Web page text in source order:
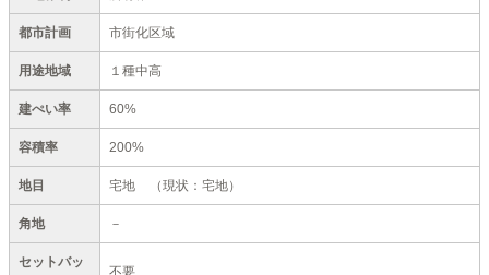
都市計画 市街化区域
用途地域 １種中高
建ぺい率 60%
容積率 200%
地目 宅地 （現状：宅地）
角地 －
セットバッ
不要